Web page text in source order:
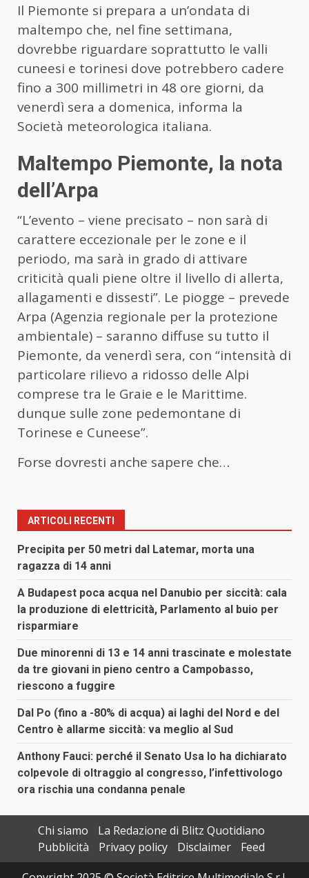
Il Piemonte si prepara a un’ondata di
maltempo che, nel fine settimana,
dovrebbe riguardare soprattutto le valli
cuneesi e torinesi dove potrebbero cadere
fino a 300 millimetri in 48 ore giorni, da
venerdì sera a domenica, informa la
Società meteorologica italiana.
Maltempo Piemonte, la nota
dell’Arpa
“L’evento – viene precisato – non sarà di
carattere eccezionale per le zone e il
periodo, ma sarà in grado di attivare
criticità quali piene oltre il livello di allerta,
allagamenti e dissesti”. Le piogge – prevede
Arpa (Agenzia regionale per la protezione
ambientale) – saranno diffuse su tutto il
Piemonte, da venerdì sera, con “intensità di
particolare rilievo a ridosso delle Alpi
comprese tra le Graie e le Marittime.
dunque sulle zone pedemontane di
Torinese e Cuneese”.
Forse dovresti anche sapere che…
ARTICOLI RECENTI
Precipita per 50 metri dal Latemar, morta una
ragazza di 14 anni
A Budapest poca acqua nel Danubio per siccità: cala
la produzione di elettricità, Parlamento al buio per
risparmiare
Due minorenni di 13 e 14 anni trascinate e molestate
da tre giovani in pieno centro a Campobasso,
riescono a fuggire
Dal Po (fino a -80% di acqua) ai laghi del Nord e del
Centro è allarme siccità: va meglio al Sud
Anthony Fauci: perché il Senato Usa lo ha dichiarato
colpevole di oltraggio al congresso, l’infettivologo
ora rischia una condanna penale
Chi siamo
La Redazione di Blitz Quotidiano
Pubblicità
Privacy policy Disclaimer
Feed